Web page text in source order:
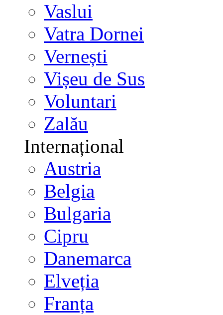
Vaslui
Vatra Dornei
Vernești
Vișeu de Sus
Voluntari
Zalău
Internațional
Austria
Belgia
Bulgaria
Cipru
Danemarca
Elveția
Franța